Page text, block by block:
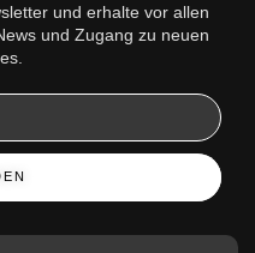
und erhalte vor allen
und Zugang zu neuen